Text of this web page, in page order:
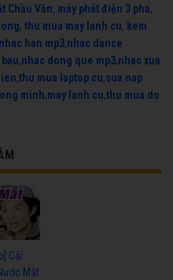
Chầu Văn, máy phát điện 3 pha,
, thu mua may lanh cu, kem
nhac han mp3,nhac dance
,nhac dong que mp3,nhac xua
,thu mua laptop cu,sua nap
minh,may lanh cu,thu mua do
Cải
Mắt